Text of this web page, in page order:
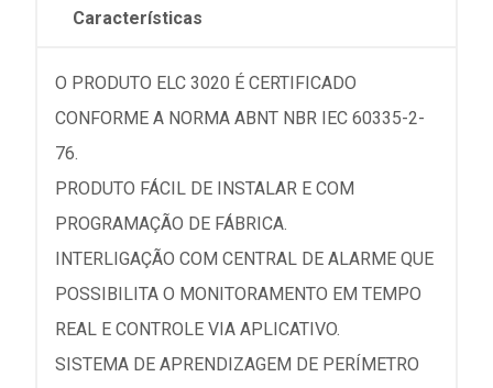
Características
O PRODUTO ELC 3020 É CERTIFICADO
CONFORME A NORMA ABNT NBR IEC 60335-2-
76.
PRODUTO FÁCIL DE INSTALAR E COM
PROGRAMAÇÃO DE FÁBRICA.
INTERLIGAÇÃO COM CENTRAL DE ALARME QUE
POSSIBILITA O MONITORAMENTO EM TEMPO
REAL E CONTROLE VIA APLICATIVO.
SISTEMA DE APRENDIZAGEM DE PERÍMETRO